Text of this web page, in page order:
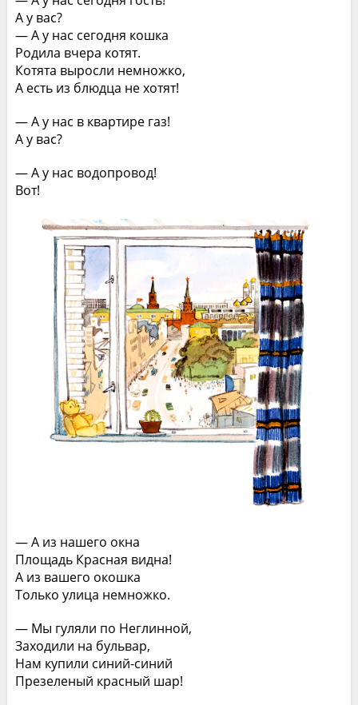
А у вас?
— А у нас сегодня кошка
Родила вчера котят.
Котята выросли немножко,
А есть из блюдца не хотят!
— А у нас в квартире газ!
А у вас?
— А у нас водопровод!
Вот!
— А из нашего окна
Площадь Красная видна!
А из вашего окошка
Только улица немножко.
— Мы гуляли по Неглинной,
Заходили на бульвар,
Нам купили синий-синий
Презеленый красный шар!